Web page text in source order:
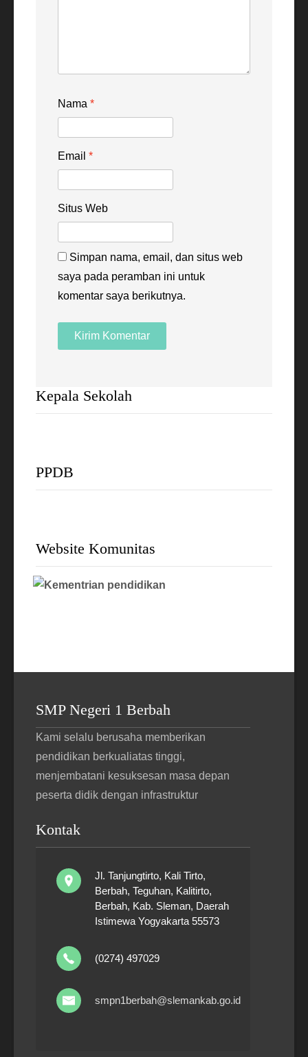
Nama *
Email *
Situs Web
Simpan nama, email, dan situs web
saya pada peramban ini untuk
komentar saya berikutnya.
Kepala Sekolah
PPDB
Website Komunitas
SMP Negeri 1 Berbah
Kami selalu berusaha memberikan
pendidikan berkualiatas tinggi,
menjembatani kesuksesan masa depan
peserta didik dengan infrastruktur
Kontak
Jl. Tanjungtirto, Kali Tirto,
Berbah, Teguhan, Kalitirto,
Berbah, Kab. Sleman, Daerah
Istimewa Yogyakarta 55573
(0274) 497029
smpn1berbah@slemankab.go.id